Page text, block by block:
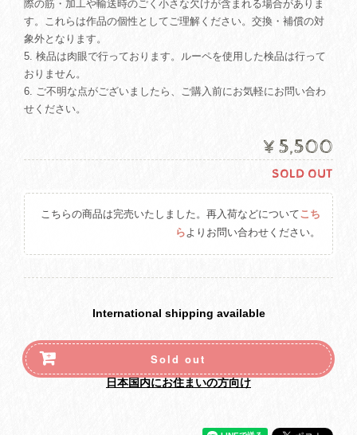
際の筋・加工や輸送時のごく小さな欠けが含まれる場合がありま
す。これらは作品の個性としてご理解ください。交換・補償の対
象外となります。
5. 検品は肉眼で行っております。ルーペを使用した検品は行って
おりません。
6. ご不明な点がございましたら、ご購入前にお気軽にお問い合わ
せください。
¥5,500
SOLD OUT
こちらの商品は完売いたしました。再入荷などについてこち
らよりお問い合わせください。
International shipping available
Sold out
日本国内にお住まいの方向け